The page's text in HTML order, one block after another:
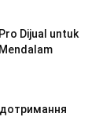
Dijual untuk